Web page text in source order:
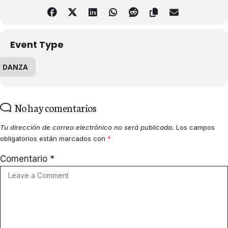
Event Type
DANZA
No hay comentarios
Tu dirección de correo electrónico no será publicada. Los campos
obligatorios están marcados con *
Comentario *